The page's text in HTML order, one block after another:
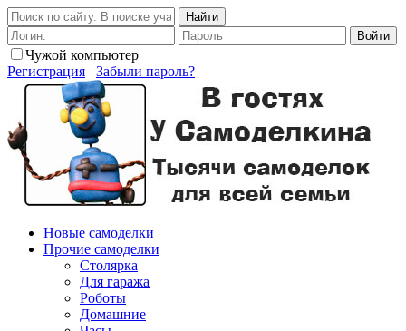
Найти
Войти
Чужой компьютер
Регистрация
Забыли пароль?
Новые самоделки
Прочие самоделки
Столярка
Для гаража
Роботы
Домашние